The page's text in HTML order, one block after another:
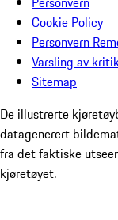
Cookie Policy
Personvern
Varsling av
Sitemap
De illustrerte
datagenerert
fra det faktiske
kjøretøyet.